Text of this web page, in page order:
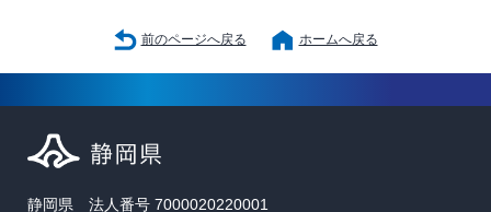
前のページへ戻る ホームへ戻る
静岡県 法人番号 7000020220001